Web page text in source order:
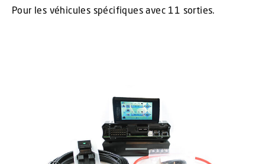
Pour les véhicules spécifiques avec 11 sorties.